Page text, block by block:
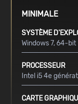
MINIMALE
SYSTÈME
Windows 7, 64-bit
PROCESSEUR
Intel i5 4e
CARTE